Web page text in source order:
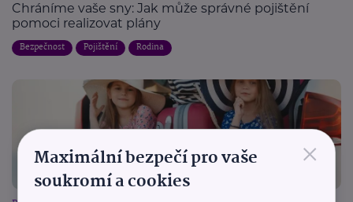
Chráníme vaše sny: Jak může správné pojištění
pomoci realizovat plány
Bezpečnost Pojištění Rodina
×
Maximální bezpečí pro vaše
soukromí a cookies